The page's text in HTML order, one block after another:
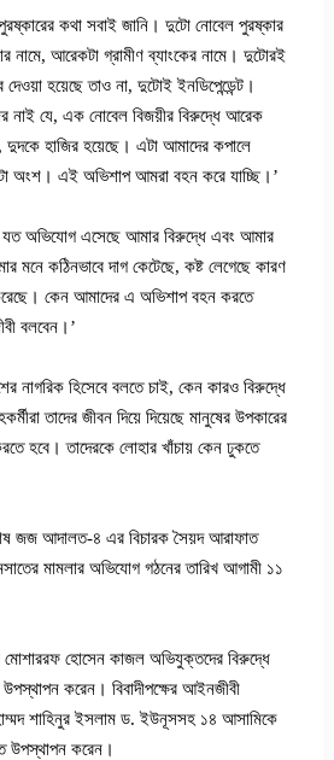
কথা সবাই জানি। দুটো নোবেল পুরষ্কার
নামে, আরেকটা গ্রামীণ ব্যাংকের নামে। দুটোরই
দেওয়া হয়েছে তাও না, দুটোই ইনডিপেন্ডেন্ট।
নাই যে, এক নোবেল বিজয়ীর বিরুদ্ধে আরেক
দুদকে হাজির হয়েছে। এটা আমাদের কপালে
অংশ। এই অভিশাপ আমরা বহন করে যাচ্ছি।’
অভিযোগ এসেছে আমার বিরুদ্ধে এবং আমার
মনে কঠিনভাবে দাগ কেটেছে, কষ্ট লেগেছে কারণ
কেন আমাদের এ অভিশাপ বহন করতে
বলবেন।’
নাগরিক হিসেবে বলতে চাই, কেন কারও বিরুদ্ধে
তাদের জীবন দিয়ে দিয়েছে মানুষের উপকারের
হবে। তাদেরকে লোহার খাঁচায় কেন ঢুকতে
জজ আদালত-৪ এর বিচারক সৈয়দ আরাফাত
মামলার অভিযোগ গঠনের তারিখ আগামী ১১
মোশাররফ হোসেন কাজল অভিযুক্তদের বিরুদ্ধে
করেন। বিবাদীপক্ষের আইনজীবী
শাহিনুর ইসলাম ড. ইউনূসসহ ১৪ আসামিকে
উপস্থাপন করেন।